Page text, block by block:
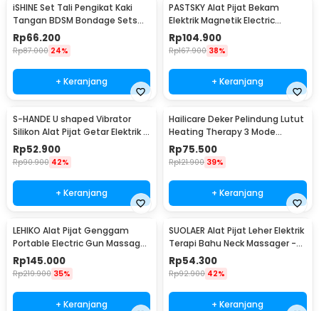
iSHINE Set Tali Pengikat Kaki
Tangan BDSM Bondage Sets
Rope - BD15
Rp66.200
Rp87.000 24%
+ Keranjang
PASTSKY Alat Pijat Bekam
Elektrik Magnetik Electric
Machine Cupping - CP-6181
Rp104.900
Rp167.900 38%
+ Keranjang
S-HANDE U shaped Vibrator
Silikon Alat Pijat Getar Elektrik -
SHD-S058
Rp52.900
Rp90.900 42%
+ Keranjang
Hailicare Deker Pelindung Lutut
Heating Therapy 3 Mode
Kneepad 1 PCS - 102
Rp75.500
Rp121.900 39%
+ Keranjang
LEHIKO Alat Pijat Genggam
Portable Electric Gun Massage
Rechargeable - KH-320
Rp145.000
Rp219.900 35%
+ Keranjang
SUOLAER Alat Pijat Leher Elektrik
Terapi Bahu Neck Massager -
KS-996-1D
Rp54.300
Rp92.900 42%
+ Keranjang